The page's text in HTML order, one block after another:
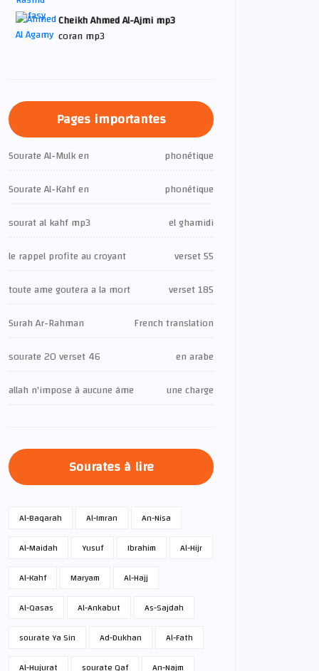
Cheikh Ahmed Al-Ajmi mp3
coran mp3
Pages importantes
Sourate Al-Mulk en
phonétique
Sourate Al-Kahf en
phonétique
sourat al kahf mp3
el ghamidi
le rappel profite au croyant
verset 55
toute ame goutera a la mort
verset 185
Surah Ar-Rahman
French translation
sourate 20 verset 46
en arabe
allah n'impose à aucune âme
une charge
Sourates à lire
Al-Baqarah Al-Imran
An-Nisa
Al-Maidah
Yusuf Ibrahim
Al-Hijr
Al-Kahf
Maryam
Al-Hajj
Al-Qasas
Al-Ankabut
As-Sajdah
sourate Ya Sin
Ad-Dukhan
Al-Fath
Al-Hujurat
sourate Qaf
An-Najm